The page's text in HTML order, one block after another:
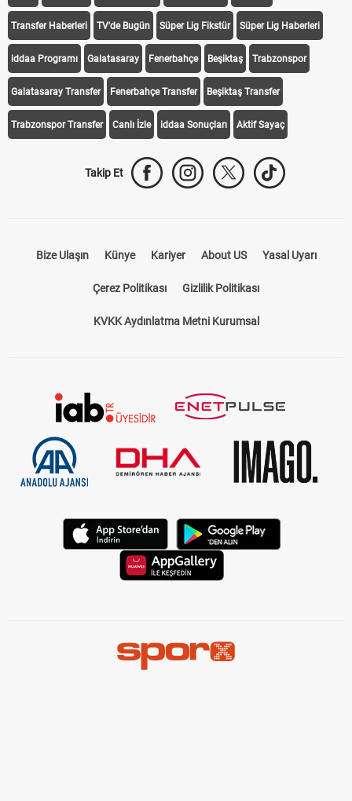
Transfer Haberleri TV'de Bugün Süper Lig Fikstür Süper Lig Haberleri
iddaa Programı Galatasaray Fenerbahçe Beşiktaş Trabzonspor
Galatasaray Transfer Fenerbahçe Transfer Beşiktaş Transfer
Trabzonspor Transfer Canlı İzle iddaa Sonuçları Aktif Sayaç
Takip Et
Bize Ulaşın Künye Kariyer About US Yasal Uyarı
Çerez Politikası Gizlilik Politikası
KVKK Aydınlatma Metni Kurumsal